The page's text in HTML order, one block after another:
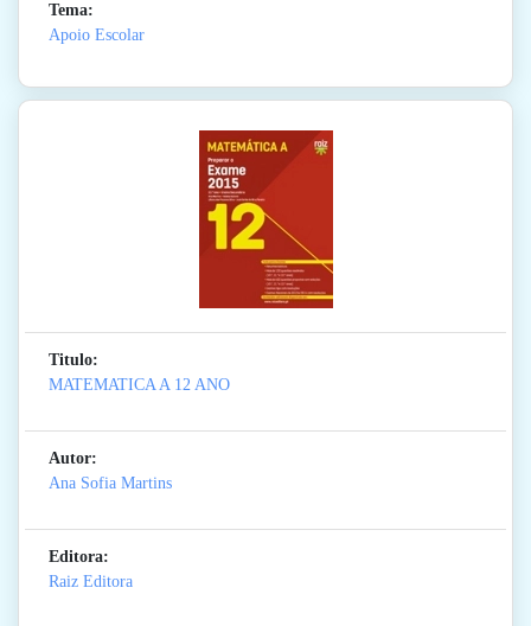
Tema:
Apoio Escolar
Titulo:
MATEMATICA A 12 ANO
Autor:
Ana Sofia Martins
Editora:
Raiz Editora